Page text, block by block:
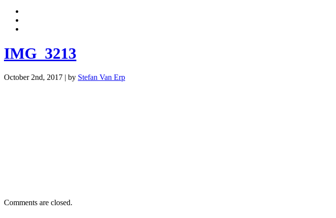
IMG_3213
October 2nd, 2017 | by Stefan Van Erp
Comments are closed.